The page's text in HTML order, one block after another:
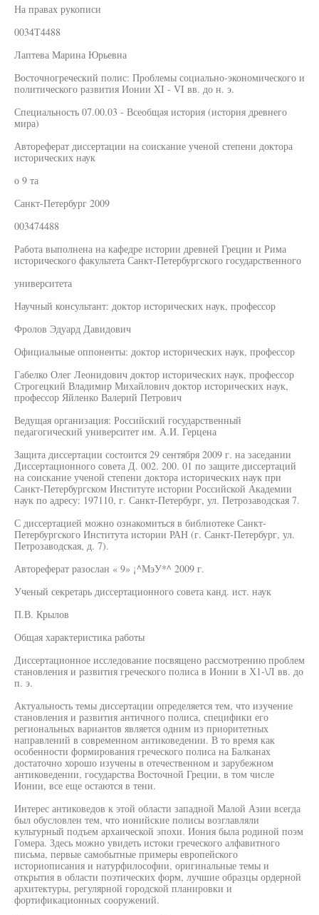
На правах рукописи
0034Т4488
Лаптева Марина Юрьевна
Восточногреческий полис: Проблемы социально-экономического и
политического развития Ионии XI - VI вв. до н. э.
Специальность 07.00.03 - Всеобщая история (история древнего
мира)
Автореферат диссертации на соискание ученой степени доктора
исторических наук
о 9 та
Санкт-Петербург 2009
003474488
Работа выполнена на кафедре истории древней Греции и Рима
исторического факультета Санкт-Петербургского государственного
университета
Научный консультант: доктор исторических наук, профессор
Фролов Эдуард Давидович
Официальные оппоненты: доктор исторических наук, профессор
Габелко Олег Леонидович доктор исторических наук, профессор
Строгецкий Владимир Михайлович доктор исторических наук,
профессор Яйленко Валерий Петрович
Ведущая организация: Российский государственный
педагогический университет им. А.И. Герцена
Защита диссертации состоится 29 сентября 2009 г. на заседании
Диссертационного совета Д. 002. 200. 01 по защите диссертаций
на соискание ученой степени доктора исторических наук при
Санкт-Петербургском Институте истории Российской Академии
наук по адресу: 197110, г. Санкт-Петербург, ул. Петрозаводская 7.
С диссертацией можно ознакомиться в библиотеке Санкт-
Петербургского Института истории РАН (г. Санкт-Петербург, ул.
Петрозаводская, д. 7).
Автореферат разослан « 9» ¡^МэУ*^ 2009 г.
Ученый секретарь диссертационного совета канд. ист. наук
П.В. Крылов
Общая характеристика работы
Диссертационное исследование посвящено рассмотрению проблем
становления и развития греческого полиса в Ионии в Х1-\Л вв. до
п. э.
Актуальность темы диссертации определяется тем, что изучение
становления и развития античного полиса, специфики его
региональных вариантов является одним из приоритетных
направлений в современном антиковедении. В то время как
особенности формирования греческого полиса на Балканах
достаточно хорошо изучены в отечественном и зарубежном
антиковедении, государства Восточной Греции, в том числе
Ионии, все еще остаются в тени.
Интерес антиковедов к этой области западной Малой Азии всегда
был обусловлен тем, что ионийские полисы возглавляли
культурный подъем архаической эпохи. Иония была родиной поэм
Гомера. Здесь можно увидеть истоки греческого алфавитного
письма, первые самобытные примеры европейского
историописания и натурфилософии, оригинальные темы и
открытия в области поэтических форм, лучшие образцы ордерной
архитектуры, регулярной городской планировки и
фортификационных сооружений.